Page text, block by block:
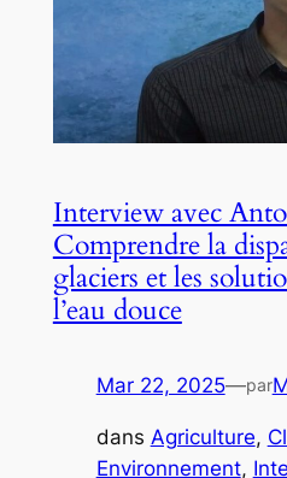
Interview avec
Comprendre la
glaciers et les
l’eau douce
Mar 22, 2025—par
dans Agriculture,
Environnement,